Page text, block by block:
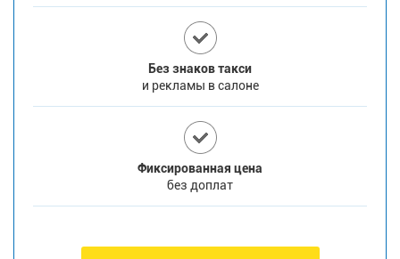
Без знаков такси
и рекламы в салоне
Фиксированная цена
без доплат